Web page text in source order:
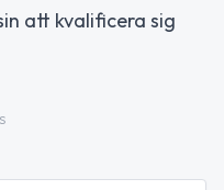
att kvalificera sig